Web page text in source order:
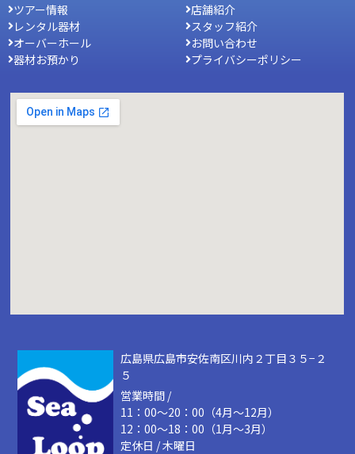
ツアー情報
レンタル器材
オーバーホール
器材お預かり
店舗紹介
スタッフ紹介
お問い合わせ
プライバシーポリシー
広島県広島市安佐南区川内２丁目３５−２
５
営業時間 /
11：00～20：00（4月～12月）
12：00～18：00（1月～3月）
定休日 / 木曜日